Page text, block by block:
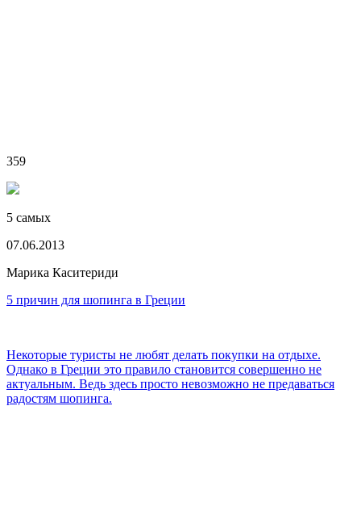
359
5 самых
07.06.2013
Марика Каситериди
5 причин для шопинга в Греции
Некоторые туристы не любят делать покупки на отдыхе.
Однако в Греции это правило становится совершенно не
актуальным. Ведь здесь просто невозможно не предаваться
радостям шопинга.